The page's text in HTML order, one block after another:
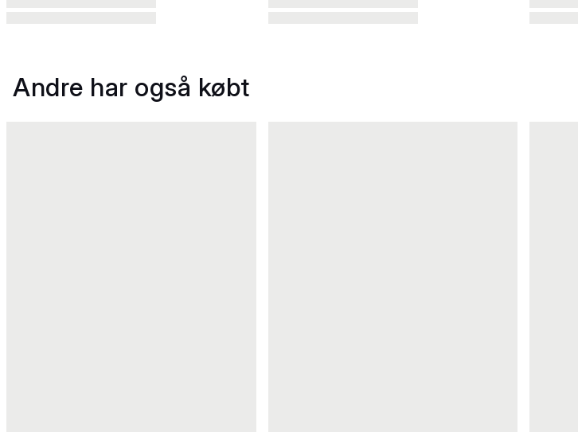
Andre har også købt